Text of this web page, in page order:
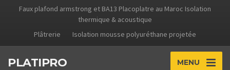
Faux plafond armstrong et BA13 Placoplatre au Maroc Isolation
thermique & acoustique
Plâtrerie
Isolation mousse polyuréthane projetée
PLATIPRO MENU